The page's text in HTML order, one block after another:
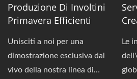
le linee di produzione
automatizzate di involtini
di produzione è stato
modularizzato e collegato
senza soluzione di
1,4
Produzione Di Involtini
Primavera Efficienti
Unisciti a noi per una
dimostrazione esclusiva dal
vivo della nostra linea di
Le